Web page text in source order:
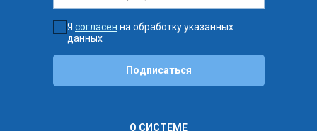
О СИСТЕМЕ
Я согласен на обработку указанных
данных
Подписаться